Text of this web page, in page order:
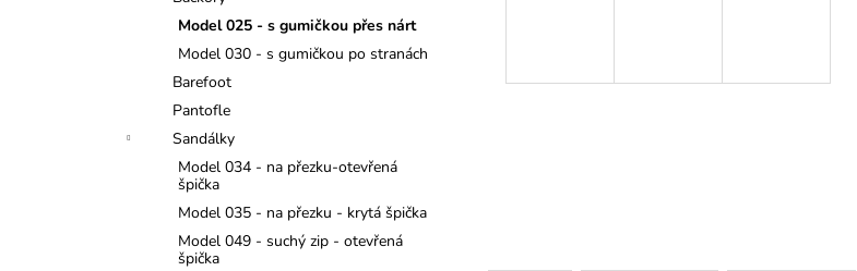
Model 025 - s gumičkou přes nárt
Model 030 - s gumičkou po stranách
Barefoot
Pantofle
Sandálky
Model 034 - na přezku-otevřená
špička
Model 035 - na přezku - krytá špička
Model 049 - suchý zip - otevřená
špička